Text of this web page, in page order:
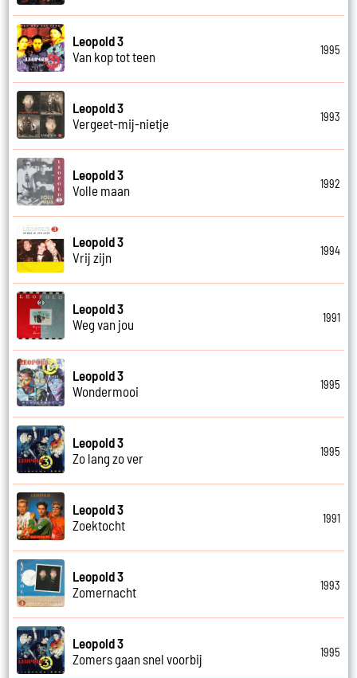
Leopold 3
Van kop tot teen
1995
Leopold 3
Vergeet-mij-nietje
1993
Leopold 3
Volle maan
1992
Leopold 3
Vrij zijn
1994
Leopold 3
Weg van jou
1991
Leopold 3
Wondermooi
1995
Leopold 3
Zo lang zo ver
1995
Leopold 3
Zoektocht
1991
Leopold 3
Zomernacht
1993
Leopold 3
Zomers gaan snel voorbij
1995